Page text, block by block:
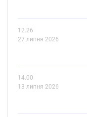
12.26
27 липня 2026
14.00
13 липня 2026